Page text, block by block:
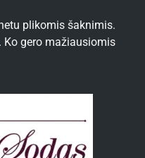
plikomis šaknimis.
gero mažiausiomis